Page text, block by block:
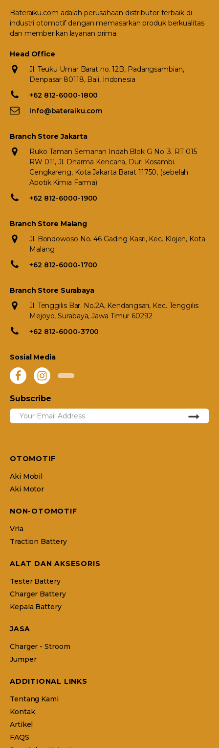
Bateraiku.com adalah perusahaan distributor terbaik di
industri otomotif dengan memasarkan produk berkualitas
dan memberikan layanan prima.
Head Office
Jl. Teuku Umar Barat no. 12B, Padangsambian,
Denpasar 80118, Bali, Indonesia
+62 812-6000-1800
info@bateraiku.com
Branch Store Jakarta
Ruko Taman Semanan Indah Blok G No. 3. RT 015
RW 011, Jl. Dharma Kencana, Duri Kosambi.
Cengkareng, Kota Jakarta Barat 11750, (sebelah
Apotik Kimia Farma)
+62 812-6000-1900
Branch Store Malang
Jl. Bondowoso No. 46 Gading Kasri, Kec. Klojen, Kota
Malang
+62 812-6000-1700
Branch Store Surabaya
Jl. Tenggilis Bar. No.2A, Kendangsari, Kec. Tenggilis
Mejoyo, Surabaya, Jawa Timur 60292
+62 812-6000-3700
Sosial Media
Subscribe
OTOMOTIF
Aki Mobil
Aki Motor
NON-OTOMOTIF
Vrla
Traction Battery
ALAT DAN AKSESORIS
Tester Battery
Charger Battery
Kepala Battery
JASA
Charger - Stroom
Jumper
ADDITIONAL LINKS
Tentang Kami
Kontak
Artikel
FAQS